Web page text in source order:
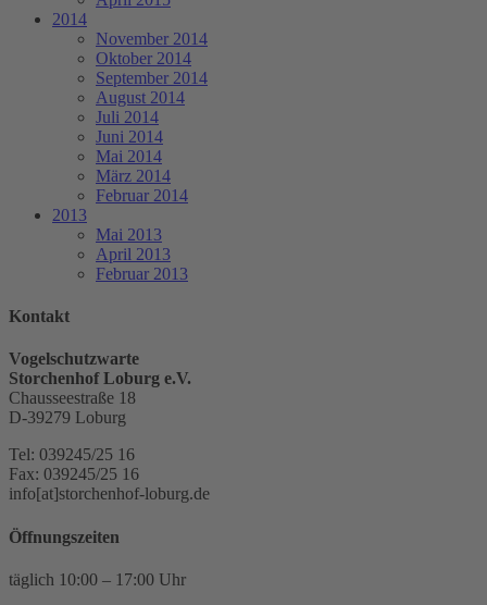
2014
November 2014
Oktober 2014
September 2014
August 2014
Juli 2014
Juni 2014
Mai 2014
März 2014
Februar 2014
2013
Mai 2013
April 2013
Februar 2013
Kontakt
Vogelschutzwarte
Storchenhof Loburg e.V.
Chausseestraße 18
D-39279 Loburg
Tel: 039245/25 16
Fax: 039245/25 16
info[at]storchenhof-loburg.de
Öffnungszeiten
täglich 10:00 – 17:00 Uhr